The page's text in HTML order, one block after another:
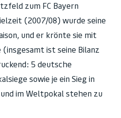
zum FC Bayern
(2007/08) wurde seine
und er krönte sie mit
ist seine Bilanz
5 deutsche
sowie je ein Sieg in
im Weltpokal stehen zu